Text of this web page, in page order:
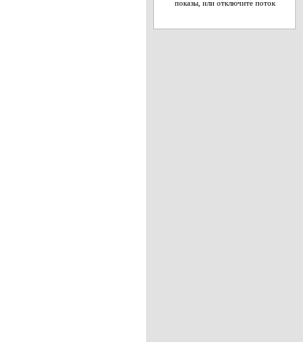
показы, или отключите поток